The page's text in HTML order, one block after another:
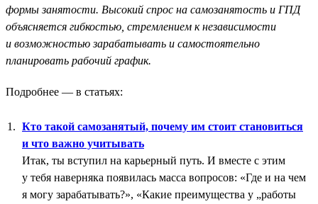
формы занятости. Высокий спрос на самозанятость и ГПД
объясняется гибкостью, стремлением к независимости
и возможностью зарабатывать и самостоятельно
планировать рабочий график.
Подробнее — в статьях:
Кто такой самозанятый, почему им стоит становиться
и что важно учитывать
Итак, ты вступил на карьерный путь. И вместе с этим
у тебя наверняка появилась масса вопросов: «Где и на чем
я могу зарабатывать?», «Какие преимущества у „работы